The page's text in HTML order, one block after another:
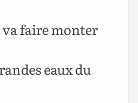
faire monter
eaux du